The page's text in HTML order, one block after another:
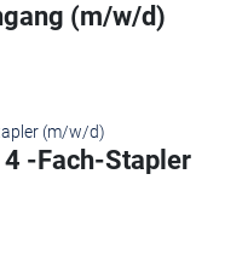
(m/w/d)
-Fach-Stapler